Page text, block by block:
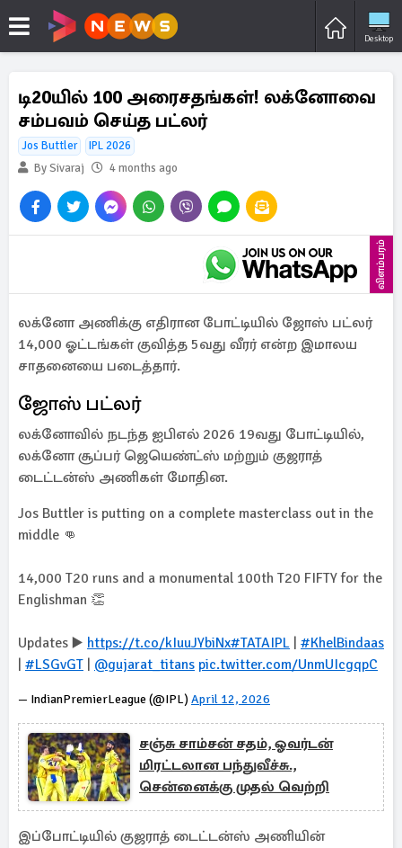
Desktop
டி20யில் 100 அரைசதங்கள்! லக்னோவை
சம்பவம் செய்த பட்லர்
Jos Buttler
IPL 2026
By Sivaraj
4 months ago
விளம்பரம்
லக்னோ அணிக்கு எதிரான போட்டியில் ஜோஸ் பட்லர்
14,000 ஓட்டங்கள் குவித்த 5வது வீரர் என்ற இமாலய
சாதனையை படைத்தார்.
ஜோஸ் பட்லர்
லக்னோவில் நடந்த ஐபிஎல் 2026 19வது போட்டியில்,
லக்னோ சூப்பர் ஜெயெண்ட்ஸ் மற்றும் குஜராத்
டைட்டன்ஸ் அணிகள் மோதின.
Jos Buttler is putting on a complete masterclass out in the
middle 👊
14,000 T20 runs and a monumental 100th T20 FIFTY for the
Englishman 👏
Updates ▶️ https://t.co/kIuuJYbiNx#TATAIPL #KhelBindaas
#LSGvGT @gujarat_titans pic.twitter.com/UnmUIcgqpC
— IndianPremierLeague (@IPL) April 12, 2026
சஞ்சு சாம்சன் சதம், ஓவர்டன்
மிரட்டலான பந்துவீச்சு.,
சென்னைக்கு முதல் வெற்றி
இப்போட்டியில் குஜராத் டைட்டன்ஸ் அணியின்